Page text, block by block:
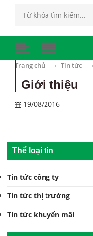
Trang chủ —› Tin tức —›
Giới thiệu
19/08/2016
Thể loại tin
Tin tức công ty
Tin tức thị trường
Tin tức khuyến mãi